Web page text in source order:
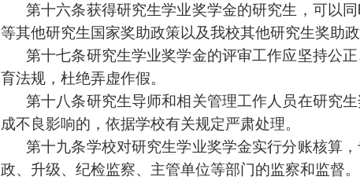
第十六条获得研究生学业奖学金的研究生，可以
等其他研究生国家奖助政策以及我校其他研究生奖助政
第十七条研究生学业奖学金的评审工作应坚持公
育法规，杜绝弄虚作假。
第十八条研究生导师和相关管理工作人员在研究
成不良影响的，依据学校有关规定严肃处理。
第十九条学校对研究生学业奖学金实行分账核算
政、升级、纪检监察、主管单位等部门的监察和监督。